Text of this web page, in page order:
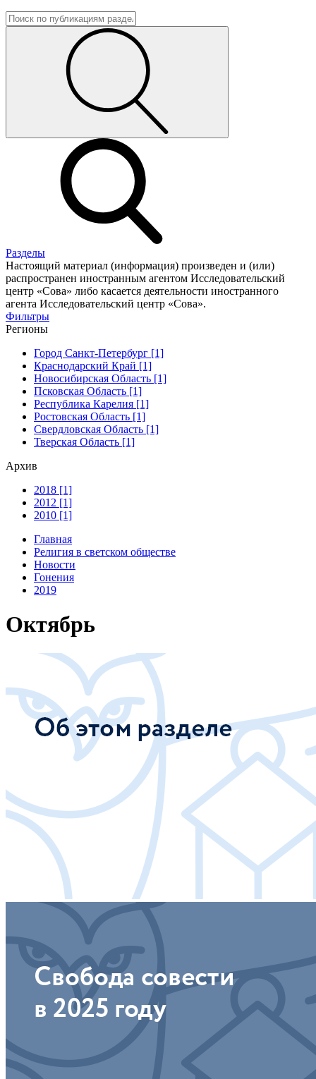
Разделы
Настоящий материал (информация) произведен и (или)
распространен иностранным агентом Исследовательский
центр «Сова» либо касается деятельности иностранного
агента Исследовательский центр «Сова».
Фильтры
Регионы
Город Санкт-Петербург [1]
Краснодарский Край [1]
Новосибирская Область [1]
Псковская Область [1]
Республика Карелия [1]
Ростовская Область [1]
Свердловская Область [1]
Тверская Область [1]
Архив
2018 [1]
2012 [1]
2010 [1]
Главная
Религия в светском обществе
Новости
Гонения
2019
Октябрь